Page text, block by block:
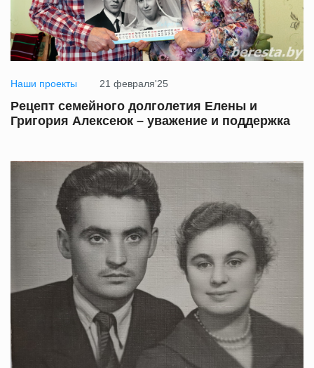
Наши проекты 21 февраля'25
Рецепт семейного долголетия Елены и
Григория Алексеюк – уважение и поддержка